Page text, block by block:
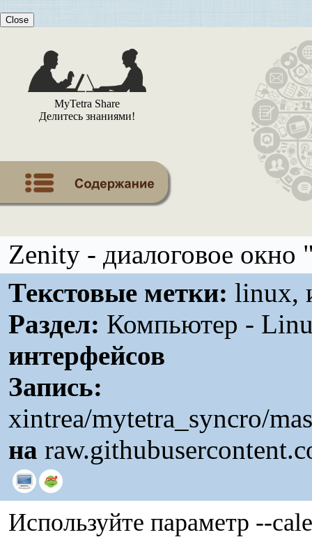
Close
MyTetra Share
Делитесь знаниями!
Zenity - диалоговое окно
Текстовые метки: linux,
Раздел: Компьютер -
интерфейсов
Запись:
xintrea/mytetra_syncro/
на
Используйте параметр --